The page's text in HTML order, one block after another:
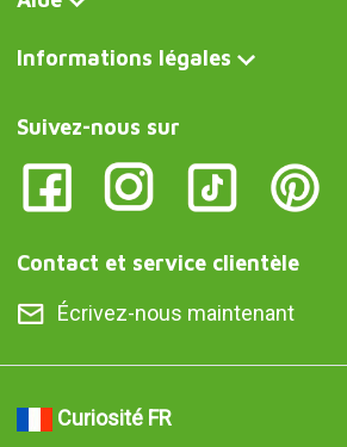
Informations légales
Suivez-nous sur
Contact et service clientèle
Écrivez-nous maintenant
Curiosité FR